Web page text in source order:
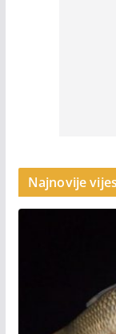
Najnovije